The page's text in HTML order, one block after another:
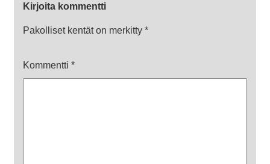
Kirjoita kommentti
Pakolliset kentät on merkitty *
Kommentti *